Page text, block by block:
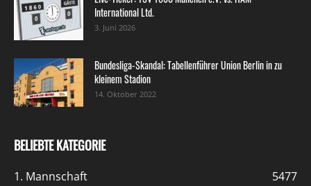
International Ltd.
3. Juni 2026
Bundesliga-Skandal: Tabellenführer Union Berlin in zu
kleinem Stadion
14. Oktober 2022
BELIEBTE KATEGORIE
1. Mannschaft
5477